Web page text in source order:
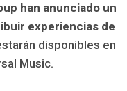
han anunciado un
experiencias de
disponibles en
Music.